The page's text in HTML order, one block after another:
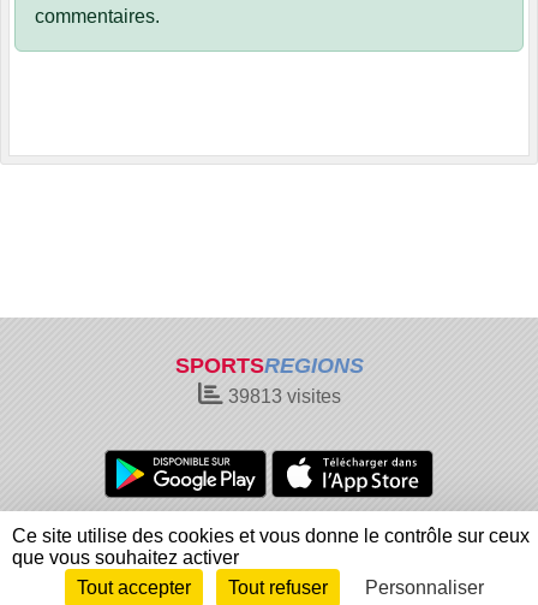
commentaires.
SPORTSREGIONS
39813visites
Charte cookies
Gestion des cookies
Informations légales
Signaler un contenu inapproprié
Envie de participer ?
Connexion
Ce site utilise des cookies et vous donne le contrôle sur ceux
que vous souhaitez activer
Tout accepter
Tout refuser Personnaliser